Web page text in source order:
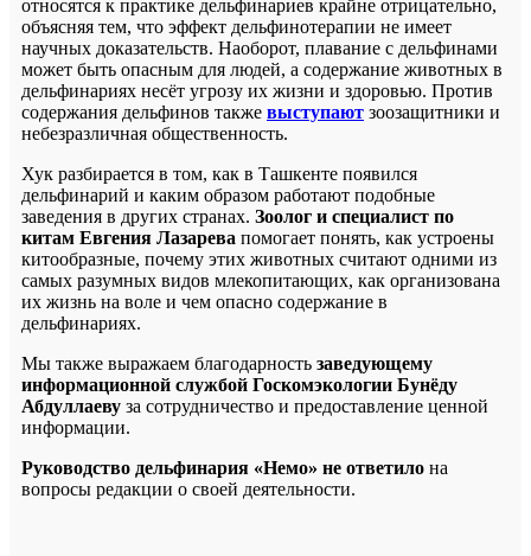
относятся к практике дельфинариев крайне отрицательно,
объясняя тем, что эффект дельфинотерапии не имеет
научных доказательств. Наоборот, плавание с дельфинами
может быть опасным для людей, а содержание животных в
дельфинариях несёт угрозу их жизни и здоровью. Против
содержания дельфинов также выступают зоозащитники и
небезразличная общественность.
Хук разбирается в том, как в Ташкенте появился
дельфинарий и каким образом работают подобные
заведения в других странах. Зоолог и специалист по
китам Евгения Лазарева помогает понять, как устроены
китообразные, почему этих животных считают одними из
самых разумных видов млекопитающих, как организована
их жизнь на воле и чем опасно содержание в
дельфинариях.
Мы также выражаем благодарность заведующему
информационной службой Госкомэкологии Бунёду
Абдуллаеву за сотрудничество и предоставление ценной
информации.
Руководство дельфинария «Немо» не ответило на
вопросы редакции о своей деятельности.